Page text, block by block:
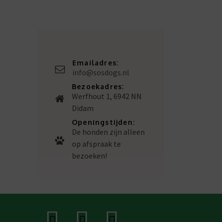
Emailadres:
info@sosdogs.nl
Bezoekadres:
Werfhout 1, 6942 NN
Didam
Openingstijden:
De honden zijn alleen
op afspraak te
bezoeken!